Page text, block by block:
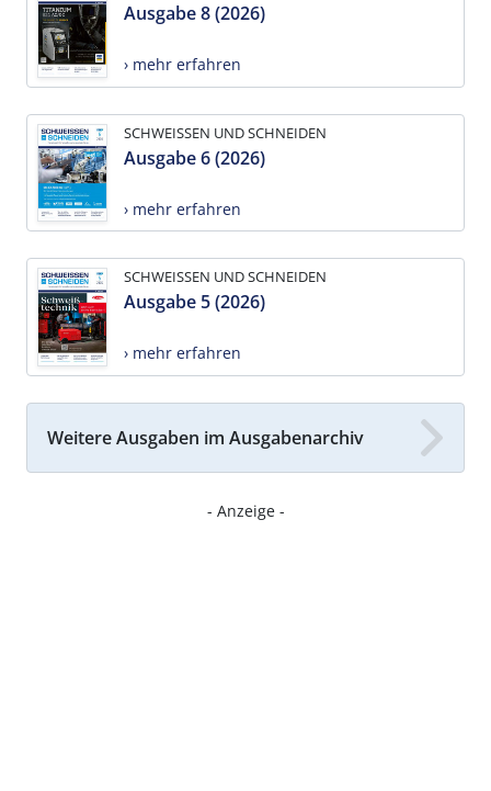
Ausgabe 8 (2026)
› mehr erfahren
SCHWEISSEN UND SCHNEIDEN
Ausgabe 6 (2026)
› mehr erfahren
SCHWEISSEN UND SCHNEIDEN
Ausgabe 5 (2026)
› mehr erfahren
Weitere Ausgaben im Ausgabenarchiv
- Anzeige -